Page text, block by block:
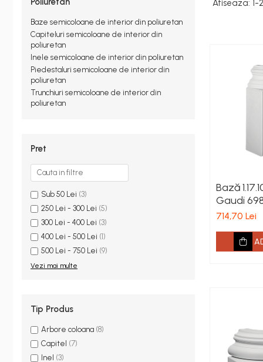
Colțare de exterior
Pilaștri de exterior
Coloane de exterior
Panouri decorative de exterior
tip FUGA
Plinte de interior
Plinte din poliuretan
Plinte HARDEC
Brâuri de interior
Brâuri decorative de interior din
poliuretan
Brâuri HARDEC
Capiteluri pilaștri
Trunchiuri pilaștri
Coloane de interior
Baze semicoloane de interior din poliuretan
Capiteluri semicoloane de interior din
poliuretan
Inele semicoloane de interior din poliuretan
Piedestaluri semicoloane de interior din
poliuretan
Trunchiuri semicoloane de interior din
poliuretan
Pret
Sub 50 Lei (3)
250 Lei - 300 Lei (5)
300 Lei - 400 Lei (3)
400 Lei - 500 Lei (1)
500 Lei - 750 Lei (9)
Vezi mai multe
Tip Produs
Arbore coloana (8)
Capitel (7)
Inel (3)
Afiseaza: 1-
Bază
Gaudi
250 mm
714,70 Lei